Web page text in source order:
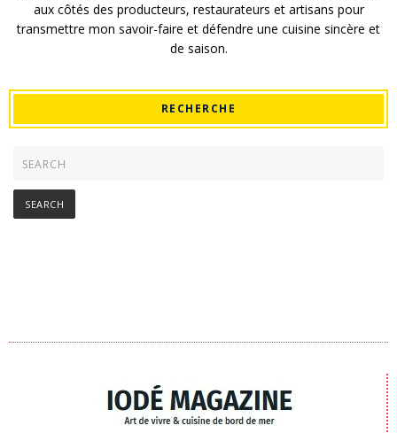
aux côtés des producteurs, restaurateurs et artisans pour
transmettre mon savoir-faire et défendre une cuisine sincère et
de saison.
RECHERCHE